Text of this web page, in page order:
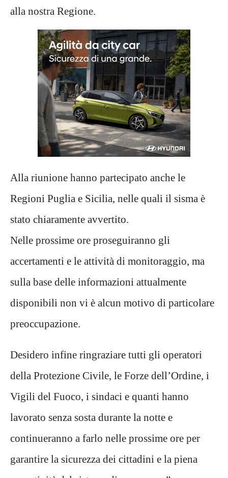
alla nostra Regione.
Alla riunione hanno partecipato anche le
Regioni Puglia e Sicilia, nelle quali il sisma è
stato chiaramente avvertito.
Nelle prossime ore proseguiranno gli
accertamenti e le attività di monitoraggio, ma
sulla base delle informazioni attualmente
disponibili non vi è alcun motivo di particolare
preoccupazione.
Desidero infine ringraziare tutti gli operatori
della Protezione Civile, le Forze dell’Ordine, i
Vigili del Fuoco, i sindaci e quanti hanno
lavorato senza sosta durante la notte e
continueranno a farlo nelle prossime ore per
garantire la sicurezza dei cittadini e la piena